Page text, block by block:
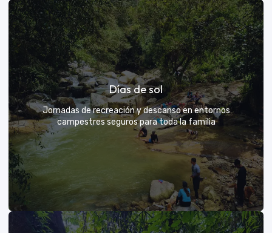
Rutas grupales clásicas
Únete a la manada y descubre nuevos senderos
VER MÁS
Días de sol
Jornadas de recreación y descanso en entornos
campestres seguros para toda la familia